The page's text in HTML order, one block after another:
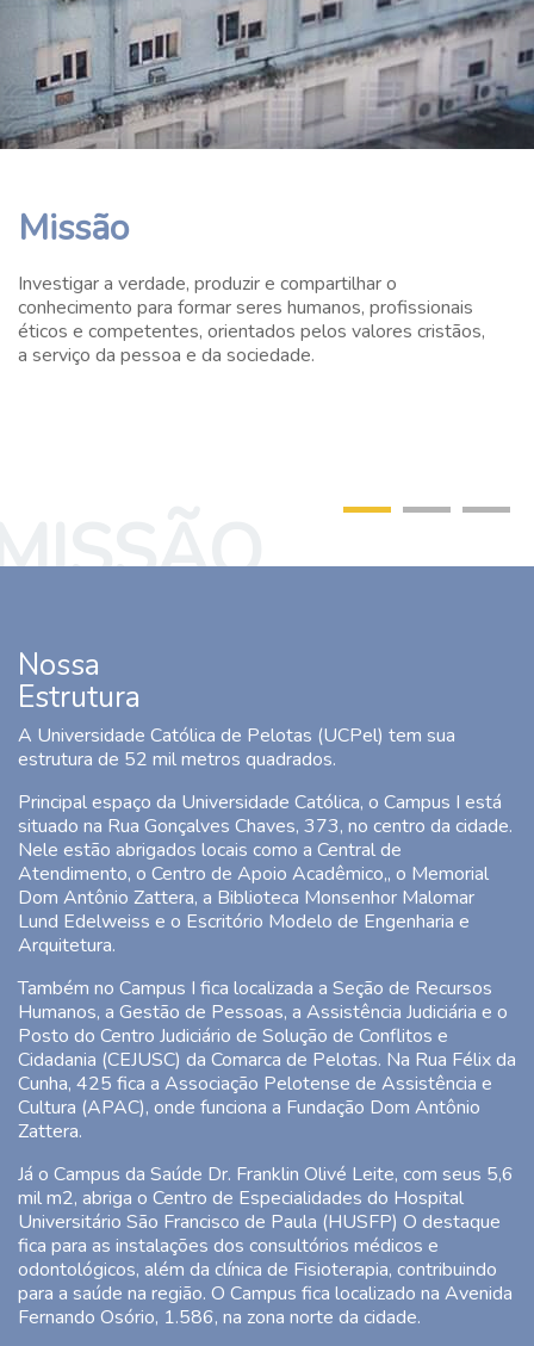
Missão
Investigar a verdade, produzir e compartilhar o
conhecimento para formar seres humanos, profissionais
éticos e competentes, orientados pelos valores cristãos,
a serviço da pessoa e da sociedade.
Nossa
Estrutura
A Universidade Católica de Pelotas (UCPel) tem sua
estrutura de 52 mil metros quadrados.
Principal espaço da Universidade Católica, o Campus I está
situado na Rua Gonçalves Chaves, 373, no centro da cidade.
Nele estão abrigados locais como a Central de
Atendimento, o Centro de Apoio Acadêmico,, o Memorial
Dom Antônio Zattera, a Biblioteca Monsenhor Malomar
Lund Edelweiss e o Escritório Modelo de Engenharia e
Arquitetura.
Também no Campus I fica localizada a Seção de Recursos
Humanos, a Gestão de Pessoas, a Assistência Judiciária e o
Posto do Centro Judiciário de Solução de Conflitos e
Cidadania (CEJUSC) da Comarca de Pelotas. Na Rua Félix da
Cunha, 425 fica a Associação Pelotense de Assistência e
Cultura (APAC), onde funciona a Fundação Dom Antônio
Zattera.
Já o Campus da Saúde Dr. Franklin Olivé Leite, com seus 5,6
mil m2, abriga o Centro de Especialidades do Hospital
Universitário São Francisco de Paula (HUSFP) O destaque
fica para as instalações dos consultórios médicos e
odontológicos, além da clínica de Fisioterapia, contribuindo
para a saúde na região. O Campus fica localizado na Avenida
Fernando Osório, 1.586, na zona norte da cidade.